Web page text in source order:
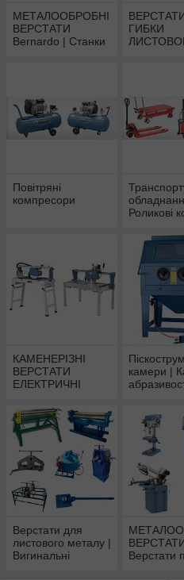
МЕТАЛООБРОБНІ
ВЕРСТАТИ
Bernardo | Станки
ГИБКИ
Повітряні
компресори
Роликові
КАМЕНЕРІЗНІ
ВЕРСТАТИ
ЕЛЕКТРИЧНІ
верстати для
різання плитки та
каменю з подачею
води
камери |
Верстати для
листового металу |
Вигинальні
Верстати